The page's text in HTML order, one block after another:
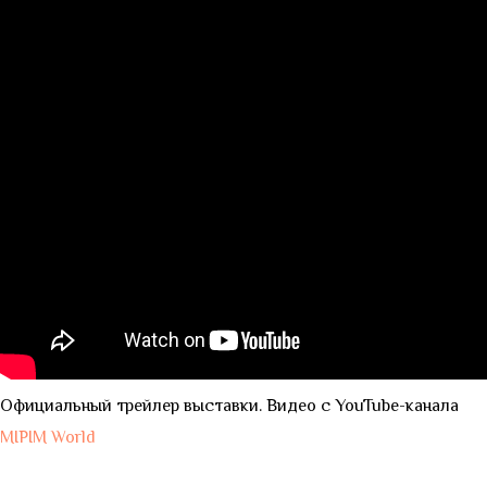
Официальный трейлер выставки. Видео с YouTube-канала
MIPIM World